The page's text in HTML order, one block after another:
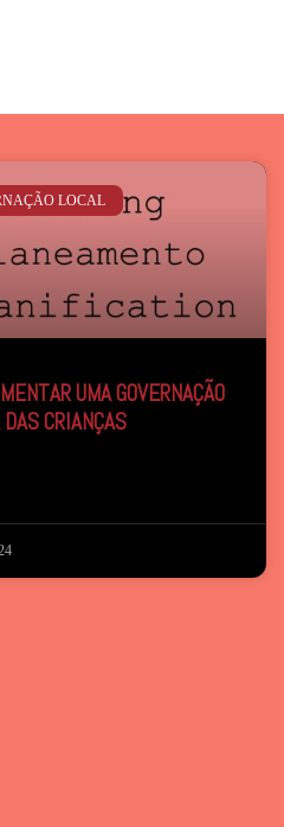
LOCAL
UMA GOVERNAÇÃO
CRIANÇAS